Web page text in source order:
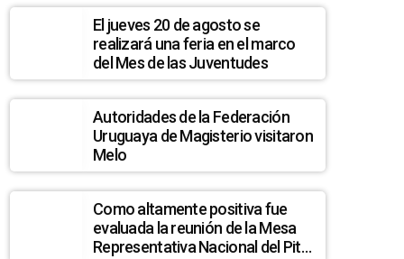
El jueves 20 de agosto se
realizará una feria en el marco
del Mes de las Juventudes
Autoridades de la Federación
Uruguaya de Magisterio visitaron
Melo
Como altamente positiva fue
evaluada la reunión de la Mesa
Representativa Nacional del Pit